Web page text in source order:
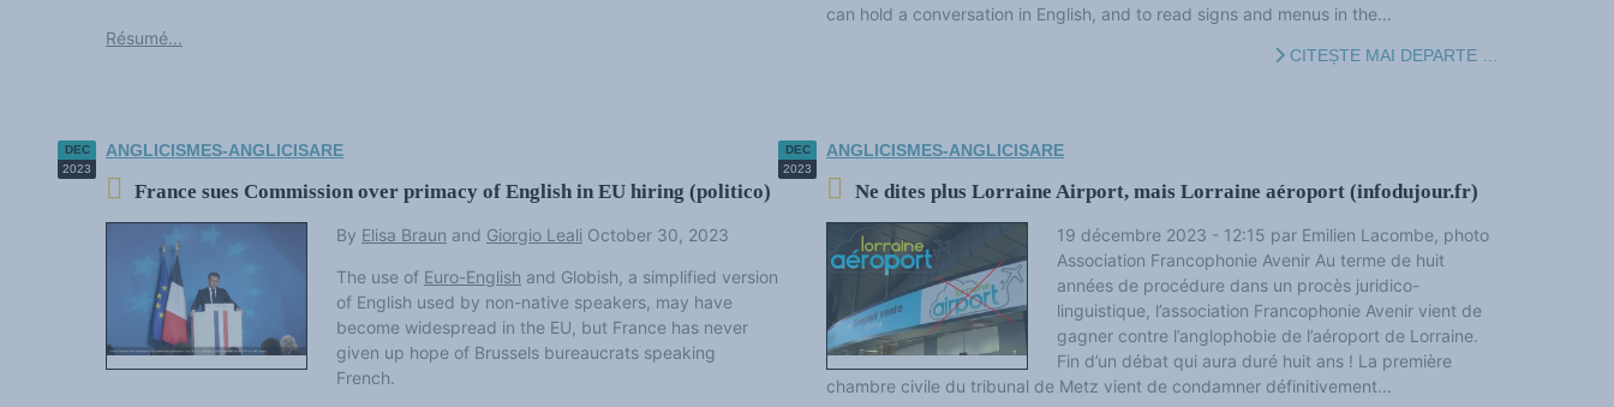
Résumé...
can hold a conversation in English, and to read signs and menus in the...
CITEȘTE MAI DEPARTE …
DEC
2023
ANGLICISMES-ANGLICISARE
France sues Commission over primacy of English in EU hiring (politico)
By Elisa Braun and Giorgio Leali October 30, 2023
The use of Euro-English and Globish, a simplified version
of English used by non-native speakers, may have
become widespread in the EU, but France has never
given up hope of Brussels bureaucrats speaking
French.
DEC
2023
ANGLICISMES-ANGLICISARE
Ne dites plus Lorraine Airport, mais Lorraine aéroport (infodujour.fr)
19 décembre 2023 - 12:15 par Emilien Lacombe, photo
Association Francophonie Avenir Au terme de huit
années de procédure dans un procès juridico-
linguistique, l’association Francophonie Avenir vient de
gagner contre l’anglophobie de l’aéroport de Lorraine.
Fin d’un débat qui aura duré huit ans ! La première
chambre civile du tribunal de Metz vient de condamner définitivement...